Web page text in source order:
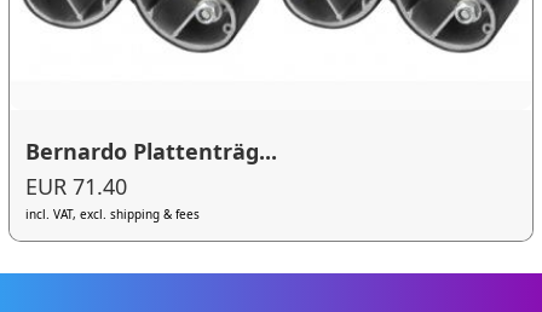
Bernardo Plattenträg...
EUR 71.40
incl. VAT, excl. shipping & fees